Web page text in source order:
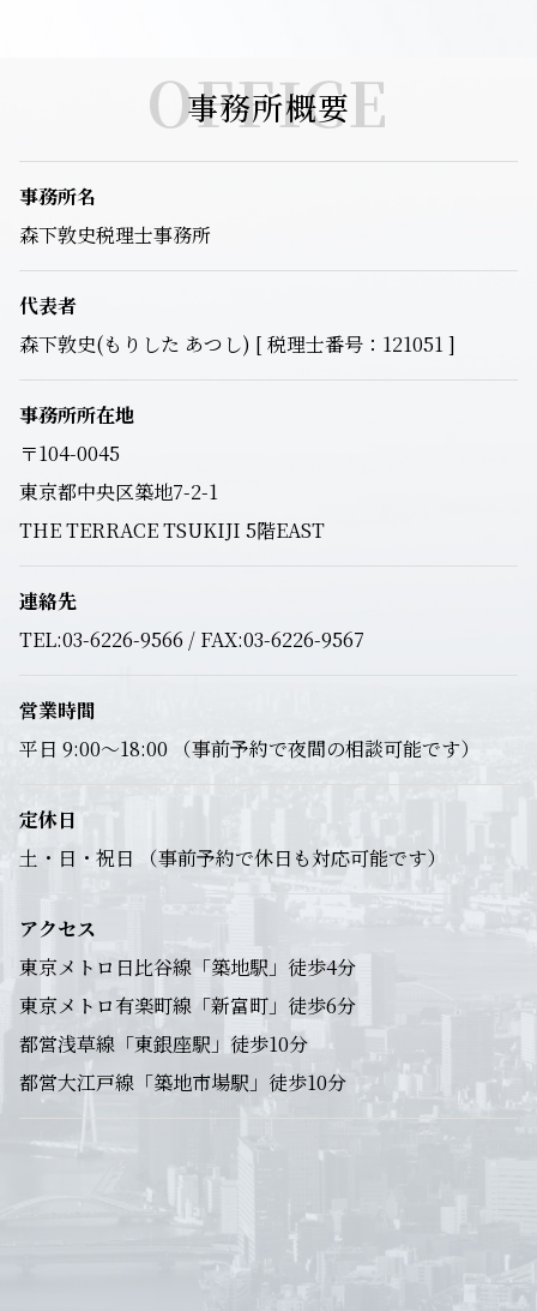
OFFICE
事務所概要
事務所名
森下敦史税理士事務所
代表者
森下敦史(もりした あつし) [ 税理士番号：121051 ]
事務所所在地
〒104-0045
東京都中央区築地7-2-1
THE TERRACE TSUKIJI 5階EAST
連絡先
TEL:03-6226-9566 / FAX:03-6226-9567
営業時間
平日 9:00～18:00 （事前予約で夜間の相談可能です）
定休日
土・日・祝日 （事前予約で休日も対応可能です）
アクセス
東京メトロ日比谷線「築地駅」徒歩4分
東京メトロ有楽町線「新富町」徒歩6分
都営浅草線「東銀座駅」徒歩10分
都営大江戸線「築地市場駅」徒歩10分